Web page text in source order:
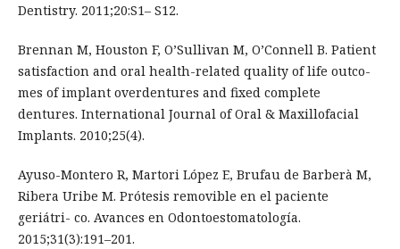
Dentistry. 2011;20:S1– S12.
Brennan M, Houston F, O’Sullivan M, O’Connell B. Patient
satisfaction and oral health-related quality of life outco-
mes of implant overdentures and fixed complete
dentures. International Journal of Oral & Maxillofacial
Implants. 2010;25(4).
Ayuso-Montero R, Martori López E, Brufau de Barberà M,
Ribera Uribe M. Prótesis removible en el paciente
geriátri- co. Avances en Odontoestomatología.
2015;31(3):191–201.